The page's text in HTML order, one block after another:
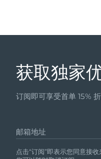
获取独家
订阅即可享受首单 15% 折
邮箱地址
点击“订阅”即表示您同意接